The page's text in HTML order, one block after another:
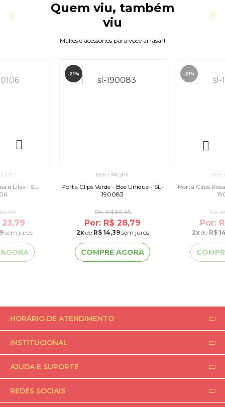
Quem viu, também
viu
Makes e acessórios para você arrasar!
e Lilás - SL-
23,79
sem juros
-21%
BEE UNIQUE
Porta Clips Verde - Bee Unique - SL-
190083
De:R$ 36,45
Por: R$ 28,79
2xde R$ 14,39sem juros
COMPRE AGORA
-21%
BEE
Porta Clips
De:
Por:
2xde R$
HORÁRIO DE ATENDIMENTO
INSTITUCIONAL
AJUDA E SUPORTE
REDES SOCIAIS